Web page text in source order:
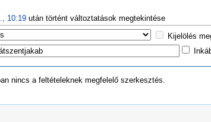
10:19után történt változtatások megtekintése
Kijelölés
nincs a feltételeknek megfelelő szerkesztés.